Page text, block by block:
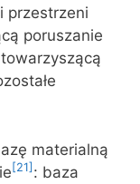
przestrzeni
poruszanie
materialną
[21] : baza